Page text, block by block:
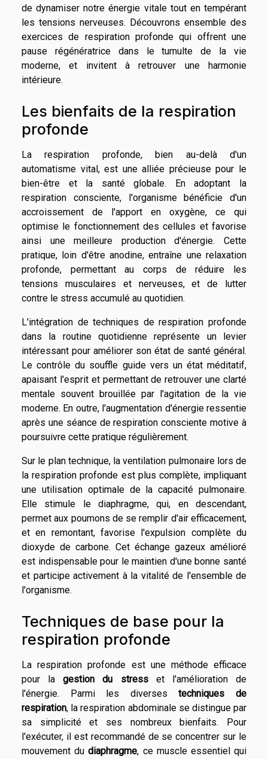
de dynamiser notre énergie vitale tout en tempérant
les tensions nerveuses. Découvrons ensemble des
exercices de respiration profonde qui offrent une
pause régénératrice dans le tumulte de la vie
moderne, et invitent à retrouver une harmonie
intérieure.
Les bienfaits de la respiration
profonde
La respiration profonde, bien au-delà d'un
automatisme vital, est une alliée précieuse pour le
bien-être et la santé globale. En adoptant la
respiration consciente, l'organisme bénéficie d'un
accroissement de l'apport en oxygène, ce qui
optimise le fonctionnement des cellules et favorise
ainsi une meilleure production d'énergie. Cette
pratique, loin d'être anodine, entraîne une relaxation
profonde, permettant au corps de réduire les
tensions musculaires et nerveuses, et de lutter
contre le stress accumulé au quotidien.
L'intégration de techniques de respiration profonde
dans la routine quotidienne représente un levier
intéressant pour améliorer son état de santé général.
Le contrôle du souffle guide vers un état méditatif,
apaisant l'esprit et permettant de retrouver une clarté
mentale souvent brouillée par l'agitation de la vie
moderne. En outre, l'augmentation d'énergie ressentie
après une séance de respiration consciente motive à
poursuivre cette pratique régulièrement.
Sur le plan technique, la ventilation pulmonaire lors de
la respiration profonde est plus complète, impliquant
une utilisation optimale de la capacité pulmonaire.
Elle stimule le diaphragme, qui, en descendant,
permet aux poumons de se remplir d'air efficacement,
et en remontant, favorise l'expulsion complète du
dioxyde de carbone. Cet échange gazeux amélioré
est indispensable pour le maintien d'une bonne santé
et participe activement à la vitalité de l'ensemble de
l'organisme.
Techniques de base pour la
respiration profonde
La respiration profonde est une méthode efficace
pour lagestion du stresset l'amélioration de
l'énergie. Parmi les diversestechniques de
respiration, la respiration abdominale se distingue par
sa simplicité et ses nombreux bienfaits. Pour
l'exécuter, il est recommandé de se concentrer sur le
mouvement dudiaphragme, ce muscle essentiel qui